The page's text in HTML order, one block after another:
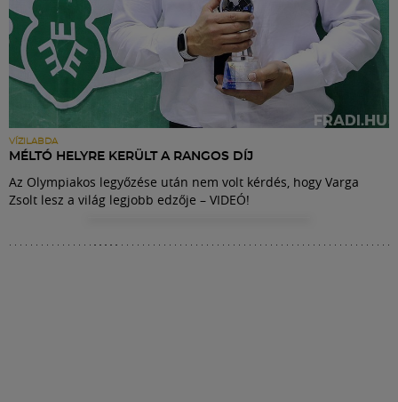
VÍZILABDA
MÉLTÓ HELYRE KERÜLT A RANGOS DÍJ
Az Olympiakos legyőzése után nem volt kérdés, hogy Varga
Zsolt lesz a világ legjobb edzője – VIDEÓ!
Klub
Szolgáltatások
Shop
Közösség
Múzeum